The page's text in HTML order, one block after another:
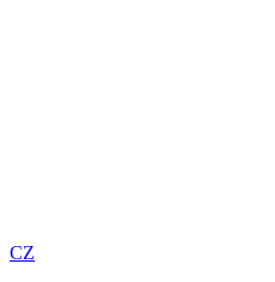
CZ